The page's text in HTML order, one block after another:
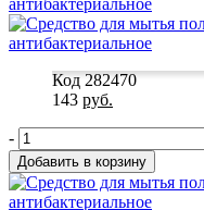
Код 282470
143 руб.
-
Добавить в корзину